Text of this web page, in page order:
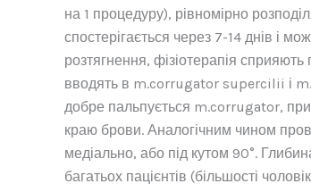
на 1 процедуру), рівномірно
спостерігається через 7-14 днів і
розтягнення, фізіотерапія
вводять в m.corrugator supercilii і
добре пальпується m.corrugator,
краю брови. Аналогічним чином
медіально, або під кутом 90°.
багатьох пацієнтів (більшості